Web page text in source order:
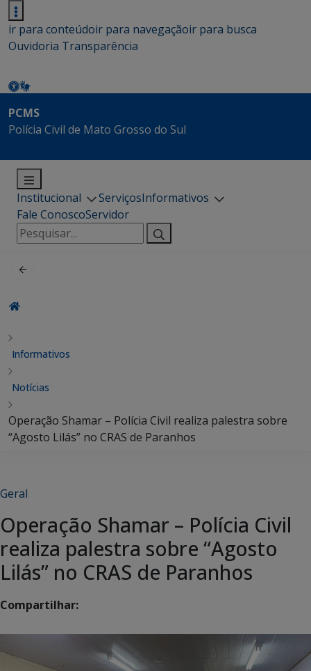
ir para conteúdoir para navegaçãoir para busca
Ouvidoria Transparência
PCMS
Polícia Civil de Mato Grosso do Sul
Institucional ServiçosInformativos
Fale ConoscoServidor
Pesquisar
por:
Informativos
Notícias
Operação Shamar – Polícia Civil realiza palestra sobre
“Agosto Lilás” no CRAS de Paranhos
Geral
Operação Shamar – Polícia Civil
realiza palestra sobre “Agosto
Lilás” no CRAS de Paranhos
Compartilhar: